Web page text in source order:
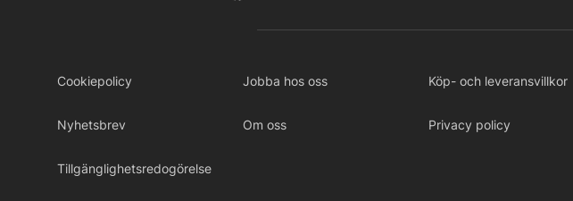
Cookiepolicy Jobba hos oss Köp- och leveransvillkor
Nyhetsbrev Om oss Privacy policy
Tillgänglighetsredogörelse